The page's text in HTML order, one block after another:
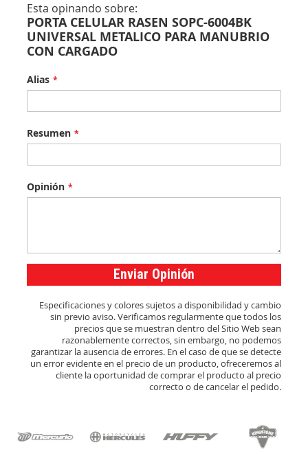
Esta opinando sobre:
PORTA CELULAR RASEN SOPC-6004BK
UNIVERSAL METALICO PARA MANUBRIO
CON CARGADO
Alias
Resumen
Opinión
Enviar Opinión
Especificaciones y colores sujetos a disponibilidad y cambio
sin previo aviso. Verificamos regularmente que todos los
precios que se muestran dentro del Sitio Web sean
razonablemente correctos, sin embargo, no podemos
garantizar la ausencia de errores. En el caso de que se detecte
un error evidente en el precio de un producto, ofreceremos al
cliente la oportunidad de comprar el producto al precio
correcto o de cancelar el pedido.